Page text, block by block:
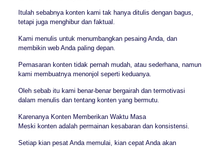
Itulah sebabnya konten kami tak hanya ditulis dengan bagus,
tetapi juga menghibur dan faktual.
Kami menulis untuk menumbangkan pesaing Anda, dan
membikin web Anda paling depan.
Pemasaran konten tidak pernah mudah, atau sederhana, namun
kami membuatnya menonjol seperti keduanya.
Oleh sebab itu kami benar-benar bergairah dan termotivasi
dalam menulis dan tentang konten yang bermutu.
Karenanya Konten Memberikan Waktu Masa
Meski konten adalah permainan kesabaran dan konsistensi.
Setiap kian pesat Anda memulai, kian cepat Anda akan